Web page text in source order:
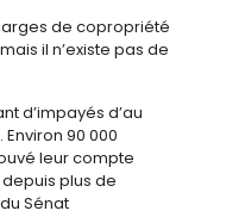
de copropriété
il n’existe pas de
d’impayés d’au
90 000
leur compte
plus de
Sénat